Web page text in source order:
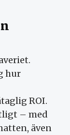
hur
ROI.
– med
även